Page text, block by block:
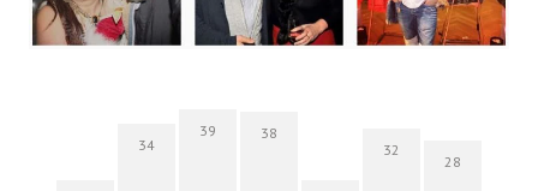
34
39 38
32
28